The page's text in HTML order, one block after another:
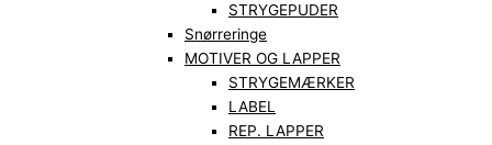
STRYGEPUDER
Snørreringe
MOTIVER OG LAPPER
STRYGEMÆRKER
LABEL
REP. LAPPER